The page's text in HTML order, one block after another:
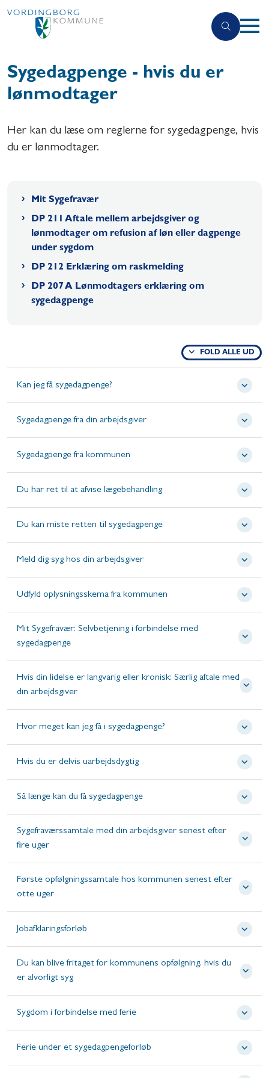
Sygedagpenge - hvis du er
lønmodtager
Her kan du læse om reglerne for sygedagpenge, hvis
du er lønmodtager.
Mit Sygefravær
DP 211 Aftale mellem arbejdsgiver og
lønmodtager om refusion af løn eller dagpenge
under sygdom
DP 212 Erklæring om raskmelding
DP 207 A Lønmodtagers erklæring om
sygedagpenge
FOLD ALLE UD
Kan jeg få sygedagpenge?
Sygedagpenge fra din arbejdsgiver
Sygedagpenge fra kommunen
Du har ret til at afvise lægebehandling
Du kan miste retten til sygedagpenge
Meld dig syg hos din arbejdsgiver
Udfyld oplysningsskema fra kommunen
Mit Sygefravær: Selvbetjening i forbindelse med
sygedagpenge
Hvis din lidelse er langvarig eller kronisk: Særlig aftale med
din arbejdsgiver
Hvor meget kan jeg få i sygedagpenge?
Hvis du er delvis uarbejdsdygtig
Så længe kan du få sygedagpenge
Sygefraværssamtale med din arbejdsgiver senest efter
fire uger
Første opfølgningssamtale hos kommunen senest efter
otte uger
Jobafklaringsforløb
Du kan blive fritaget for kommunens opfølgning, hvis du
er alvorligt syg
Sygdom i forbindelse med ferie
Ferie under et sygedagpengeforløb